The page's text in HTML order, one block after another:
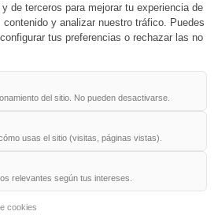
Jimmy Jean-Louis (58)
Ken Baumann (37)
en la fecha
de terceros para mejorar tu experiencia de
y analizar nuestro tráfico. Puedes
tus preferencias o rechazar las no
del sitio. No pueden desactivarse.
usas el sitio (visitas, páginas vistas).
relevantes según tus intereses.
cookies